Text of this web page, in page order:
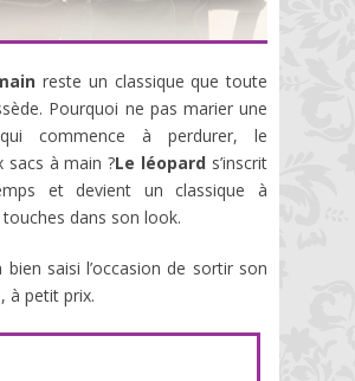
reste un classique que toute
Pourquoi ne pas marier une
commence à perdurer, le
sacs à main ?Le léopard s’inscrit
et devient un classique à
dans son look.
bien saisi l’occasion de sortir son
à petit prix.